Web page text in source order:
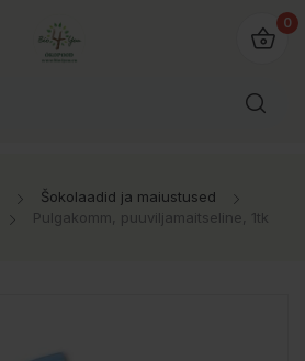
0
Šokolaadid ja maiustused
Pulgakomm, puuviljamaitseline, 1tk